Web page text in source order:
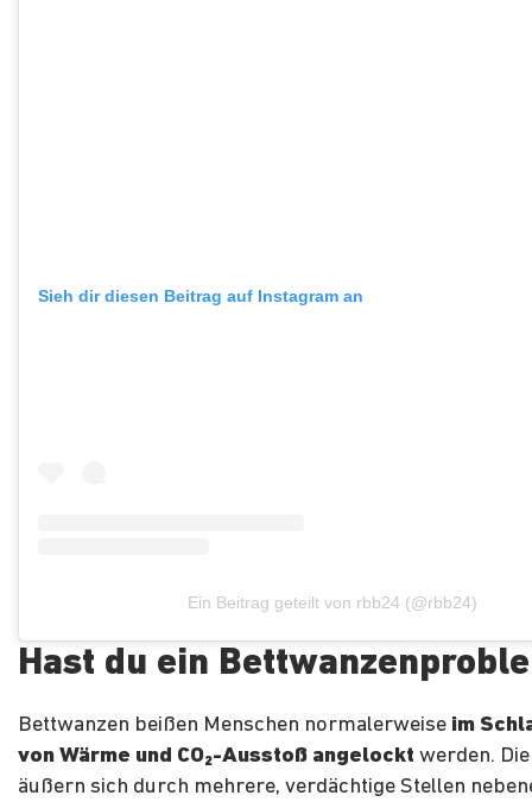
Sieh dir diesen Beitrag auf Instagram an
Ein Beitrag geteilt von rbb24 (@rbb24)
Hast du ein
Bettwanzen beißen Menschen normalerweise im
von Wärme und CO₂-Ausstoß angelockt werden.
äußern sich durch mehrere, verdächtige Stellen